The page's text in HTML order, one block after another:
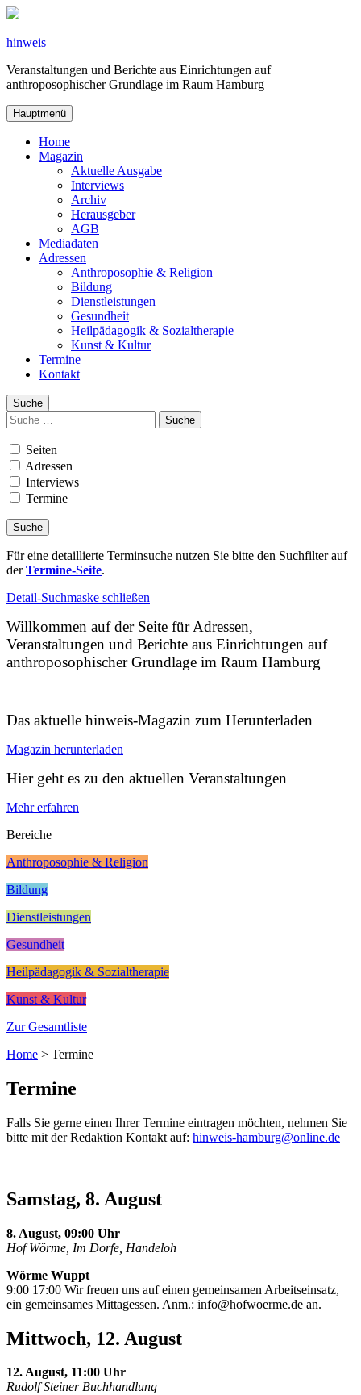
Zum
springen
hinweis
Veranstaltungen und Berichte aus Einrichtungen auf
anthroposophischer Grundlage im Raum Hamburg
Hauptmenü
Home
Magazin
Aktuelle Ausgabe
Interviews
Archiv
Herausgeber
AGB
Mediadaten
Adressen
Anthroposophie & Religion
Bildung
Dienstleistungen
Gesundheit
Heilpädagogik & Sozialtherapie
Kunst & Kultur
Termine
Kontakt
Suche
Suchen
nach:
Seiten
Adressen
Interviews
Termine
Für eine detaillierte Terminsuche nutzen Sie bitte den Suchfilter auf
derTermine-Seite.
Detail-Suchmaske schließen
Willkommen auf der Seite für Adressen,
Veranstaltungen und Berichte aus Einrichtungen auf
anthroposophischer Grundlage im Raum Hamburg
Das aktuelle hinweis-Magazin zum Herunterladen
Magazin herunterladen
Hier geht es zu den aktuellen Veranstaltungen
Mehr erfahren
Bereiche
Anthroposophie & Religion
Bildung
Dienstleistungen
Gesundheit
Heilpädagogik & Sozialtherapie
Kunst & Kultur
Zur Gesamtliste
Home > Termine
Termine
Falls Sie gerne einen Ihrer Termine eintragen möchten, nehmen Sie
bitte mit der Redaktion Kontakt auf: hinweis-hamburg@online.de
Samstag, 8. August
8. August, 09:00 Uhr
Hof Wörme, Im Dorfe, Handeloh
Wörme Wuppt
9:00 17:00 Wir freuen uns auf einen gemeinsamen Arbeitseinsatz,
ein gemeinsames Mittagessen. Anm.: info@hofwoerme.de an.
Mittwoch, 12. August
12. August, 11:00 Uhr
Rudolf Steiner Buchhandlung